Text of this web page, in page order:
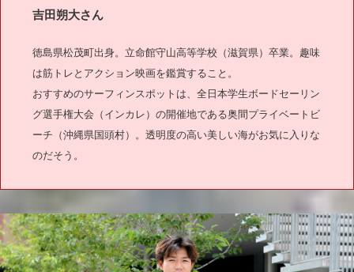
吉田朔大さん
徳島県松茂町出身。立命館守山高等学校（滋賀県）卒業。趣味
は筋トレとアクション映画を鑑賞すること。
おすすめのサーフィンスポットは、全日本学生ボードセーリン
グ選手権大会（インカレ）の開催地である奥間プライベートビ
ーチ（沖縄県国頭村）。透明度の高い美しい海がお気に入りな
のだそう。